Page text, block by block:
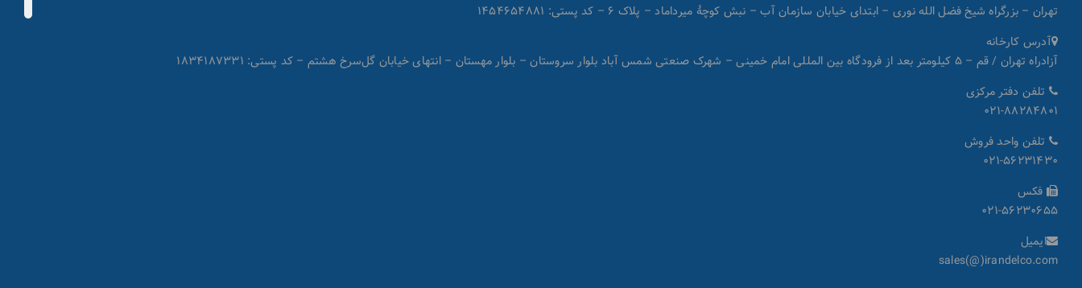
تهران – بزرگراه شیخ فضل الله نوری – ابتدای خیابان سازمان آب – نبش کوچۀ میرداماد – پلاک ۶ – کد پستی: ۱۴۵۴۶۵۴۸۸۱
آدرس کارخانه
آزادراه تهران / قم – ۵ کیلومتر بعد از فرودگاه بین المللی امام خمینی – شهرک صنعتی شمس آباد بلوار سروستان – بلوار مهستان – انتهای خیابان گل‌سرخ هشتم – کد پستی: ۱۸۳۴۱۸۷۳۳۱
تلفن دفتر مرکزی
۰۲۱-۸۸۲۸۴۸۰۱
تلفن واحد فروش
۰۲۱-۵۶۲۳۱۴۳۰
فکس
۰۲۱-۵۶۲۳۰۶۵۵
ایمیل
sales(@)irandelco.com